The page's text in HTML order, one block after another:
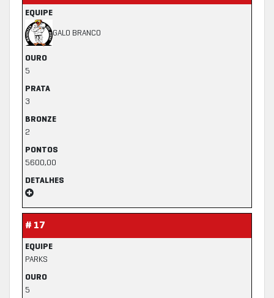
EQUIPE
GALO BRANCO
OURO
5
PRATA
3
BRONZE
2
PONTOS
5600,00
DETALHES
# 17
EQUIPE
PARKS
OURO
5